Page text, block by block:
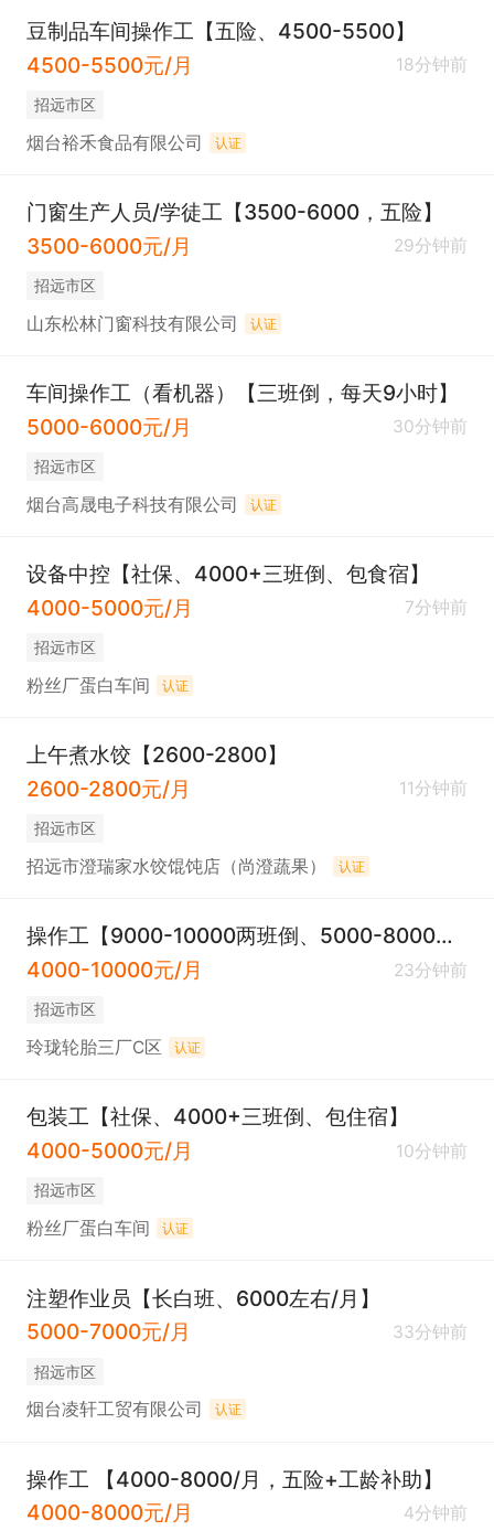
豆制品车间操作工【五险、4500-5500】
4500-5500元/月
18分钟前
招远市区
烟台裕禾食品有限公司 认证
门窗生产人员/学徒工【3500-6000，五险】
3500-6000元/月
29分钟前
招远市区
山东松林门窗科技有限公司 认证
车间操作工（看机器）【三班倒，每天9小时】
5000-6000元/月
30分钟前
招远市区
烟台高晟电子科技有限公司 认证
设备中控【社保、4000+三班倒、包食宿】
4000-5000元/月
7分钟前
招远市区
粉丝厂蛋白车间 认证
上午煮水饺【2600-2800】
2600-2800元/月
11分钟前
招远市区
招远市澄瑞家水饺馄饨店（尚澄蔬果） 认证
操作工【9000-10000两班倒、5000-8000三班倒】
4000-10000元/月
23分钟前
招远市区
玲珑轮胎三厂C区 认证
包装工【社保、4000+三班倒、包住宿】
4000-5000元/月
10分钟前
招远市区
粉丝厂蛋白车间 认证
注塑作业员【长白班、6000左右/月】
5000-7000元/月
33分钟前
招远市区
烟台凌轩工贸有限公司 认证
操作工 【4000-8000/月，五险+工龄补助】
4000-8000元/月
4分钟前